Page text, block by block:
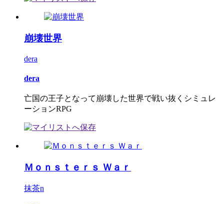
崩壊世界
dera
dera
亡国の王子となって崩壊した世界で戦い抜くシミュレ
ーションRPG
Ｍｏｎｓｔｅｒｓ Ｗａｒ
抹茶n